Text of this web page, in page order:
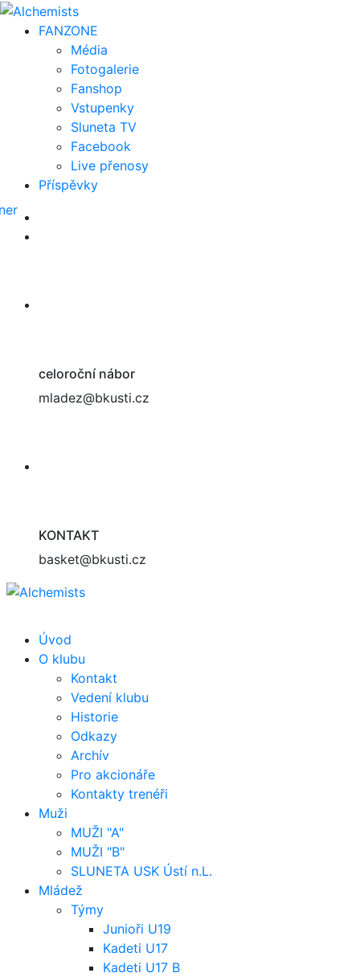
FANZONE
Média
Fotogalerie
Fanshop
Vstupenky
Sluneta TV
Facebook
Live přenosy
Příspěvky
celoroční nábor
mladez@bkusti.cz
KONTAKT
basket@bkusti.cz
Úvod
O klubu
Kontakt
Vedení klubu
Historie
Odkazy
Archív
Pro akcionáře
Kontakty trenéři
Muži
MUŽI "A"
MUŽI "B"
SLUNETA USK Ústí n.L.
Mládež
Týmy
Junioři U19
Kadeti U17
Kadeti U17 B